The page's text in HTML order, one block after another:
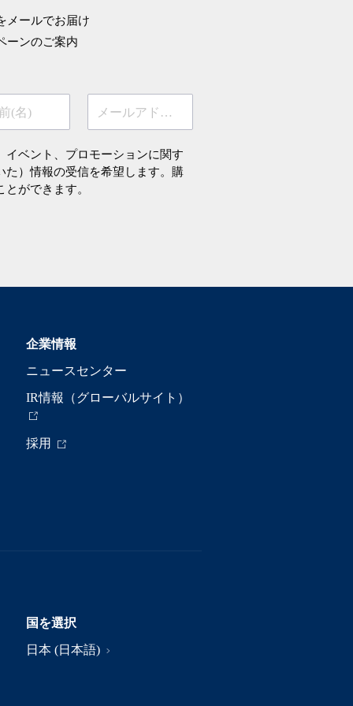
メールでお届け
ーンのご案内
(名) メールアドレス
イベント、プロモーションに関す
た）情報の受信を希望します。購
ができます。
企業情報
ニュースセンター
IR情報（グローバルサイト）
採用
国を選択
日本 (日本語)